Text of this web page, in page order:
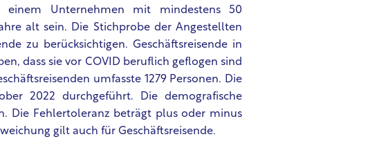
einem Unternehmen mit mindestens 50
alt sein. Die Stichprobe der Angestellten
zu berücksichtigen. Geschäftsreisende in
dass sie vor COVID beruflich geflogen sind
umfasste 1279 Personen. Die
2022 durchgeführt. Die demografische
Die Fehlertoleranz beträgt plus oder minus
gilt auch für Geschäftsreisende.